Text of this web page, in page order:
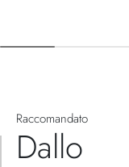
Raccomandato
Dallo